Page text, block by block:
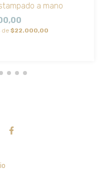
a mano
de $22.000,00